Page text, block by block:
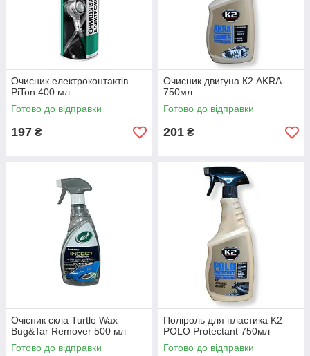
Очисник електроконтактів
PiTon 400 мл
Готово до відправки
197 ₴
Очисник двигуна К2 AKRA
750мл
Готово до відправки
201 ₴
Очісник скла Turtle Wax
Bug&Tar Remover 500 мл
Готово до відправки
Поліроль для пластика K2
POLO Protectant 750мл
Готово до відправки